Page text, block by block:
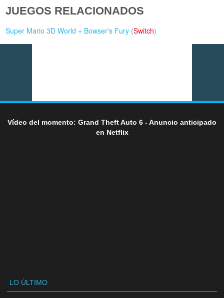
JUEGOS RELACIONADOS
Super Mario 3D World + Bowser's Fury (Switch)
Vídeo del momento: Grand Theft Auto 6 - Anuncio anticipado
en Netflix
LO ÚLTIMO